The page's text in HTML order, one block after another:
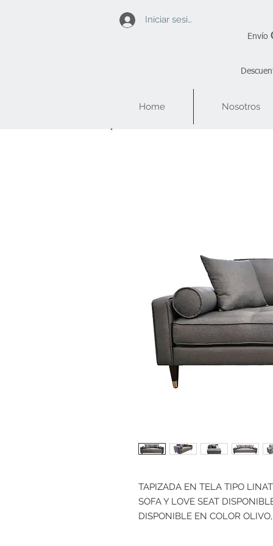
Envío
Iniciar sesión
Home Nosotros
TAPIZADA EN TELA TIPO
SOFA Y LOVE SEAT
DISPONIBLE EN COLOR